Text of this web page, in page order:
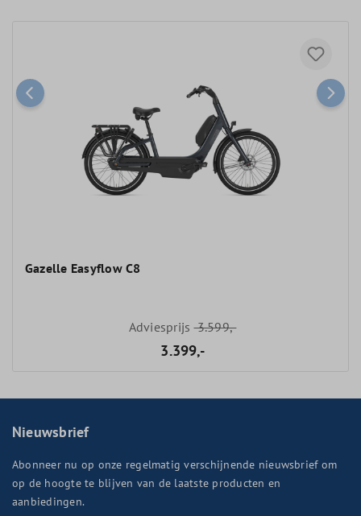
Gazelle Easyflow C8
Adviesprijs3.599,-
3.399,-
Nieuwsbrief
Abonneer nu op onze regelmatig verschijnende nieuwsbrief om
op de hoogte te blijven van de laatste producten en
aanbiedingen.